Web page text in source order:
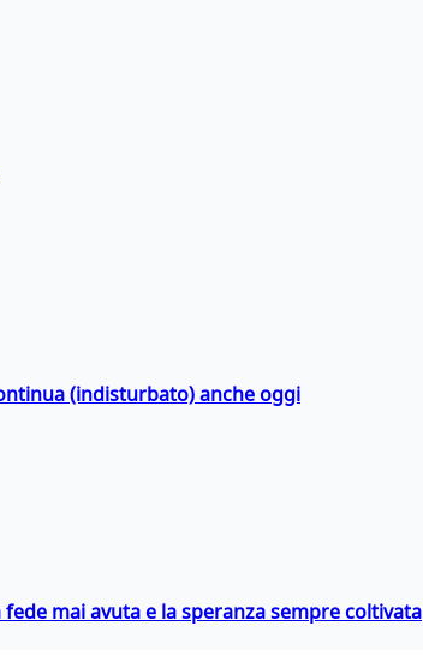
(indisturbato) anche oggi
mai avuta e la speranza sempre coltivata